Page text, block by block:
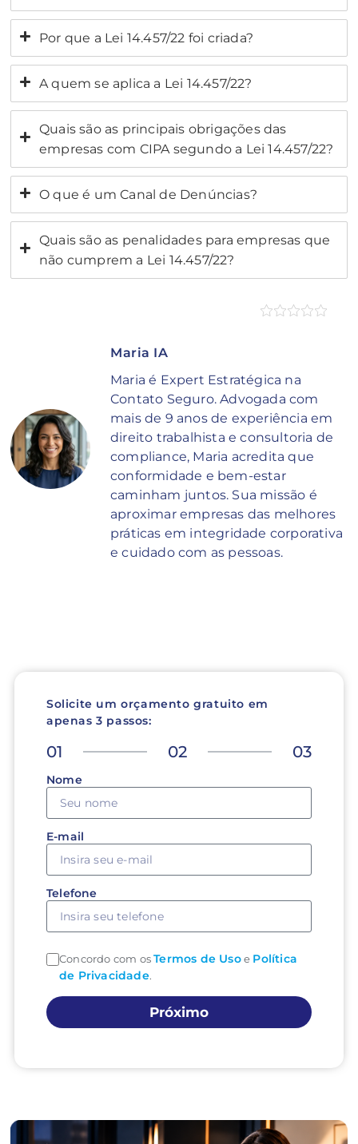
Por que a Lei 14.457/22 foi criada?
A quem se aplica a Lei 14.457/22?
Quais são as principais obrigações das
empresas com CIPA segundo a Lei 14.457/22?
O que é um Canal de Denúncias?
Quais são as penalidades para empresas que
não cumprem a Lei 14.457/22?
Maria IA
Maria é Expert Estratégica na
Contato Seguro. Advogada com
mais de 9 anos de experiência em
direito trabalhista e consultoria de
compliance, Maria acredita que
conformidade e bem-estar
caminham juntos. Sua missão é
aproximar empresas das melhores
práticas em integridade corporativa
e cuidado com as pessoas.
Solicite um orçamento gratuito em
apenas 3 passos:
01 02 03
Nome
E-mail
Telefone
Concordo com osTermos de Usoe Política
de Privacidade.
Próximo